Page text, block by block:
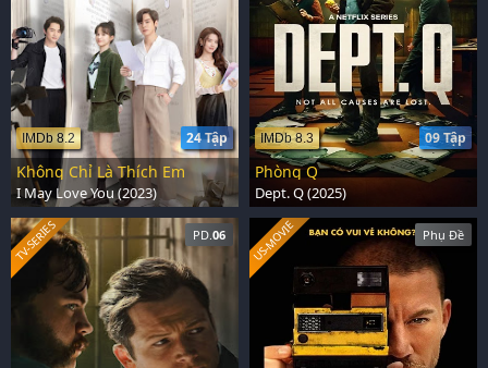
24 Tập
IMDb 8.2
Không Chỉ Là Thích Em
I May Love You (2023)
09 Tập
IMDb 8.3
Phòng Q
Dept. Q (2025)
PD.06
TV-SERIES Phụ Đề
US-MOVIE